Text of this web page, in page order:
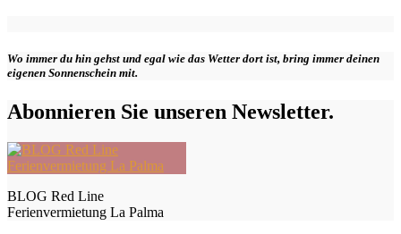
Wo immer du hin gehst und egal wie das Wetter dort ist, bring immer deinen
eigenen Sonnenschein mit.
Abonnieren Sie unseren Newsletter.
BLOG Red Line
Ferienvermietung La Palma